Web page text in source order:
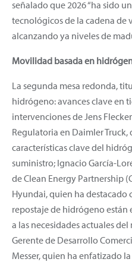
señalado que 2026 “ha sido
tecnológicos de la cadena de
alcanzando ya niveles de
Movilidad basada en
La segunda mesa redonda,
hidrógeno: avances clave en
intervenciones de Jens
Regulatoria en Daimler
características clave del
suministro; Ignacio García-
de Clean Energy Partnership
Hyundai, quien ha destacado
repostaje de hidrógeno
a las necesidades actuales
Gerente de Desarrollo
Messer, quien ha enfatizado